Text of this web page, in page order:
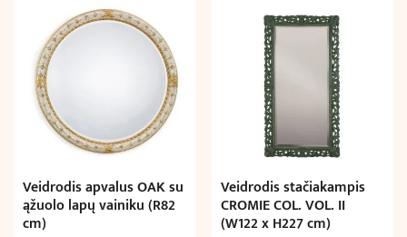
Veidrodis apvalus OAK su
ąžuolo lapų vainiku (R82
cm)
Veidrodis stačiakampis
CROMIE COL. VOL. II
(W122 x H227 cm)